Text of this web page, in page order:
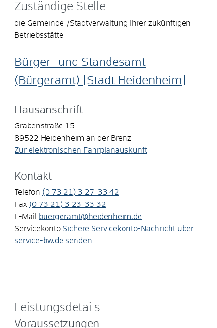
Zuständige Stelle
die Gemeinde-/Stadtverwaltung Ihrer zukünftigen
Betriebsstätte
Bürger- und Standesamt
(Bürgeramt) [Stadt Heidenheim]
Hausanschrift
Grabenstraße 15
89522 Heidenheim an der Brenz
Zur elektronischen Fahrplanauskunft
Kontakt
Telefon (0 73 21) 3 27-33 42
Fax (0 73 21) 3 23-33 32
E-Mail
buergeramt@heidenheim.de
Servicekonto Sichere Servicekonto-Nachricht über
service-bw.de senden
Leistungsdetails
Voraussetzungen